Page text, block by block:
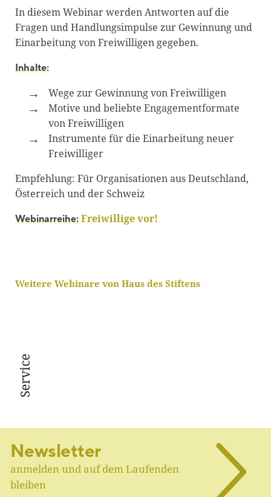
In diesem Webinar werden Antworten auf die
Fragen und Handlungsimpulse zur Gewinnung und
Einarbeitung von Freiwilligen gegeben.
Inhalte:
Wege zur Gewinnung von Freiwilligen
Motive und beliebte Engagementformate
von Freiwilligen
Instrumente für die Einarbeitung neuer
Freiwilliger
Empfehlung: Für Organisationen aus Deutschland,
Österreich und der Schweiz
Webinarreihe: Freiwillige vor!
Weitere Webinare von Haus des Stiftens
Service
Newsletter
anmelden und auf dem Laufenden
bleiben